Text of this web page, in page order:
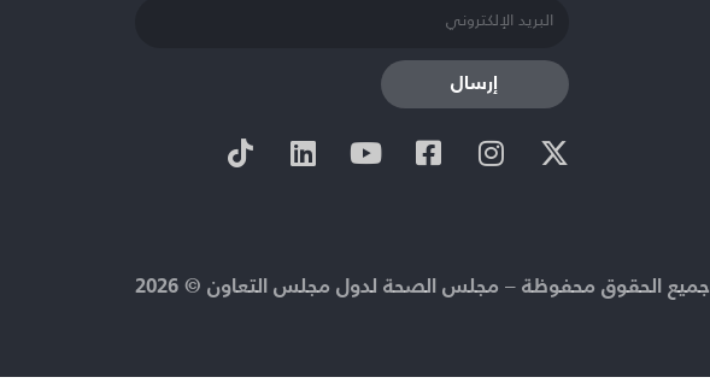
إرسال
جميع الحقوق محفوظة – مجلس الصحة لدول مجلس التعاون © 2026